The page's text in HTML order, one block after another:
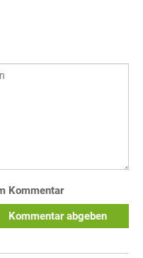
Kommentar
Kommentar abgeben